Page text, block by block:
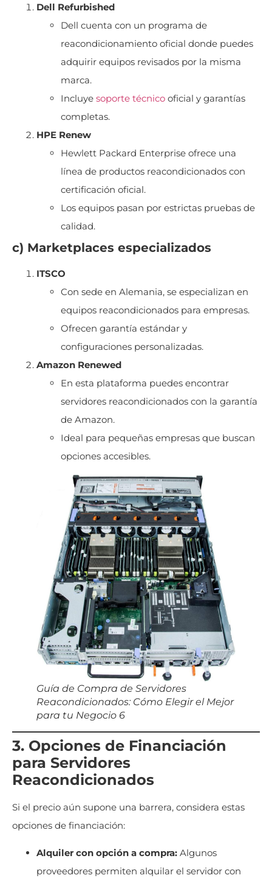
Dell Refurbished
Dell cuenta con un programa de
reacondicionamiento oficial donde puedes
adquirir equipos revisados por la misma
marca.
Incluye soporte técnico oficial y garantías
completas.
HPE Renew
Hewlett Packard Enterprise ofrece una
línea de productos reacondicionados con
certificación oficial.
Los equipos pasan por estrictas pruebas de
calidad.
c) Marketplaces especializados
ITSCO
Con sede en Alemania, se especializan en
equipos reacondicionados para empresas.
Ofrecen garantía estándar y
configuraciones personalizadas.
Amazon Renewed
En esta plataforma puedes encontrar
servidores reacondicionados con la garantía
de Amazon.
Ideal para pequeñas empresas que buscan
opciones accesibles.
Guía de Compra de Servidores
Reacondicionados: Cómo Elegir el Mejor
para tu Negocio 6
3. Opciones de Financiación
para Servidores
Reacondicionados
Si el precio aún supone una barrera, considera estas
opciones de financiación:
Alquiler con opción a compra: Algunos
proveedores permiten alquilar el servidor con